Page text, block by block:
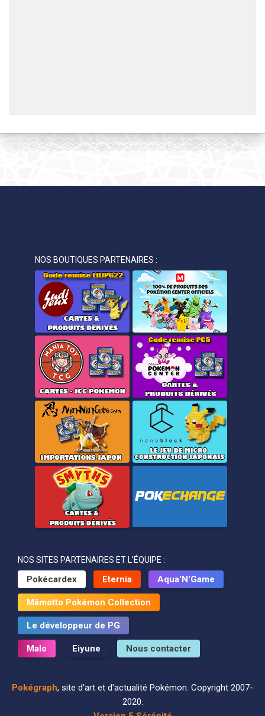
NOS BOUTIQUES PARTENAIRES :
NOS SITES PARTENAIRES ET L’ÉQUIPE :
Pokécardex Eternia Aqua'N'Game
Mâmotto Pokémon Collection
Le développeur de PG
Malo Eiyune Nous contacter
Pokégraph, site d'art et d'actualité Pokémon. Copyright 2007-
2020.